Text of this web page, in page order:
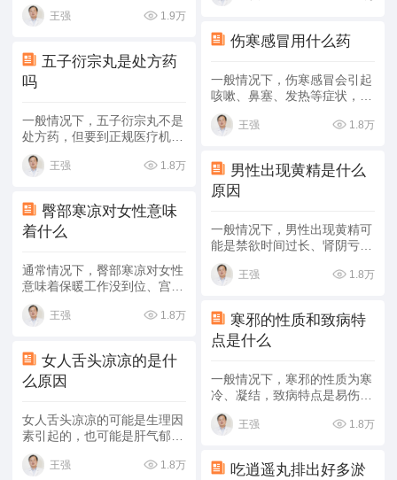
白、神疲、乏力等，并无出汗
虚、气血不足引起的。具体分
析如下：
王强 1.9万
五子衍宗丸是处方药
吗
一般情况下，五子衍宗丸不是
处方药，但要到正规医疗机
构，在专业医生指导下来选
择、使用此药。具体情况如
王强 1.8万
臀部寒凉对女性意味
着什么
通常情况下，臀部寒凉对女性
意味着保暖工作没到位、宫
寒、肾阳虚，可通过生活调
理、药物治疗缓解症状，具体
王强 1.8万
女人舌头凉凉的是什
么原因
女人舌头凉凉的可能是生理因
素引起的，也可能是肝气郁
结、围绝经期综合征等因素引
起的，患者可以在医生的指导
王强 1.8万
伤寒感冒用什么药
一般情况下，伤寒感冒会引起
咳嗽、鼻塞、发热等症状，可
以使用
感冒颗粒等药物进行治疗。具
王强 1.8万
男性出现黄精是什么
原因
一般情况下，男性出现黄精可
能是禁欲时间过长、肾阴亏
损、精囊炎等原因造成的。具
体分析如下：
王强 1.8万
寒邪的性质和致病特
点是什么
一般情况下，寒邪的性质为寒
冷、凝结，致病特点是易伤阳
气、血液凝滞、收引痉挛等，
具体分析如下：
王强 1.8万
吃逍遥丸排出好多淤